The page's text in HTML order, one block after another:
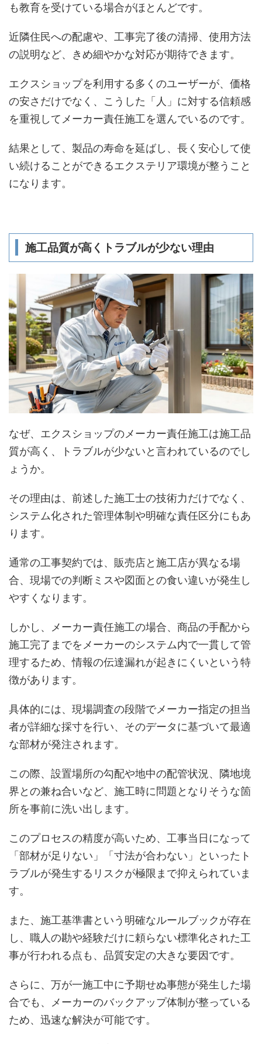
も教育を受けている場合がほとんどです。
近隣住民への配慮や、工事完了後の清掃、使用方法
の説明など、きめ細やかな対応が期待できます。
エクスショップを利用する多くのユーザーが、価格
の安さだけでなく、こうした「人」に対する信頼感
を重視してメーカー責任施工を選んでいるのです。
結果として、製品の寿命を延ばし、長く安心して使
い続けることができるエクステリア環境が整うこと
になります。
施工品質が高くトラブルが少ない理由
なぜ、エクスショップのメーカー責任施工は施工品
質が高く、トラブルが少ないと言われているのでし
ょうか。
その理由は、前述した施工士の技術力だけでなく、
システム化された管理体制や明確な責任区分にもあ
ります。
通常の工事契約では、販売店と施工店が異なる場
合、現場での判断ミスや図面との食い違いが発生し
やすくなります。
しかし、メーカー責任施工の場合、商品の手配から
施工完了までをメーカーのシステム内で一貫して管
理するため、情報の伝達漏れが起きにくいという特
徴があります。
具体的には、現場調査の段階でメーカー指定の担当
者が詳細な採寸を行い、そのデータに基づいて最適
な部材が発注されます。
この際、設置場所の勾配や地中の配管状況、隣地境
界との兼ね合いなど、施工時に問題となりそうな箇
所を事前に洗い出します。
このプロセスの精度が高いため、工事当日になって
「部材が足りない」「寸法が合わない」といったト
ラブルが発生するリスクが極限まで抑えられていま
す。
また、施工基準書という明確なルールブックが存在
し、職人の勘や経験だけに頼らない標準化された工
事が行われる点も、品質安定の大きな要因です。
さらに、万が一施工中に予期せぬ事態が発生した場
合でも、メーカーのバックアップ体制が整っている
ため、迅速な解決が可能です。